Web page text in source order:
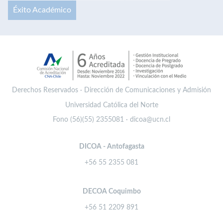
Éxito Académico
Derechos Reservados · Dirección de Comunicaciones y Admisión
Universidad Católica del Norte
Fono (56)(55) 2355081 · dicoa@ucn.cl
DICOA - Antofagasta
+56 55 2355 081
DECOA Coquimbo
+56 51 2209 891